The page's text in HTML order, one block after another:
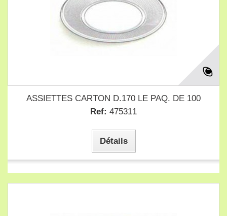
ASSIETTES CARTON D.170 LE PAQ. DE 100
Ref: 475311
Détails